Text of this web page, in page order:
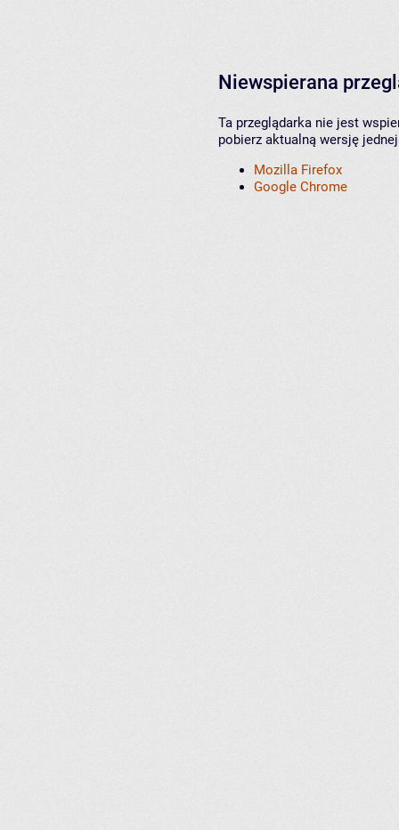
Niewspierana
Ta przeglądarka nie jest
pobierz aktualną wersję
Mozilla Firefox
Google Chrome